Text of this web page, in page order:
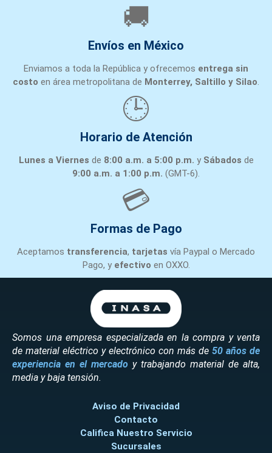
🚚
Envíos en México
Enviamos a toda la República y ofrecemos entrega sin
costo en área metropolitana de Monterrey, Saltillo y Silao
🕒
Horario de Atención
Lunes a Viernes de 8:00 a.m. a 5:00 p.m. y Sábados de
9:00 a.m. a 1:00 p.m. (GMT-6).
💳
Formas de Pago
Aceptamos transferencia, tarjetas vía Paypal o Mercado
Pago, y efectivo en OXXO.
Somos una empresa especializada en la compra y venta
de material eléctrico y electrónico con más de 50 años de
experiencia en el mercado y trabajando material de alta,
media y baja tensión.
Aviso de Privacidad
Contacto
Califica Nuestro Servicio
Sucursales